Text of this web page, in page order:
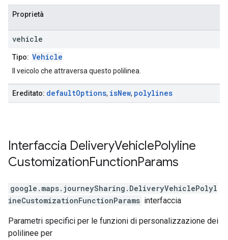
Proprietà
vehicle
Tipo: Vehicle
Il veicolo che attraversa questo polilinea.
Ereditato: defaultOptions, isNew, polylines
Interfaccia DeliveryVehiclePolyline
CustomizationFunctionParams
google.maps.journeySharing . DeliveryVehiclePolyl
ineCustomizationFunctionParams interfaccia
Parametri specifici per le funzioni di personalizzazione dei
polilinee per